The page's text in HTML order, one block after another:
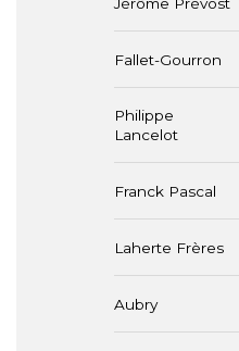
Fallet-Gourron
Philippe
Lancelot
Franck Pascal
Laherte Frères
Aubry